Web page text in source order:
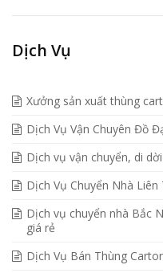
Dịch Vụ
Xưởng sản xuất thùng
Dịch Vụ Vận Chuyên Đồ
Dịch vụ vận chuyển, di
Dịch Vụ Chuyển Nhà Liên
Dịch vụ chuyển nhà Bắc
giá rẻ
Dịch Vụ Bán Thùng